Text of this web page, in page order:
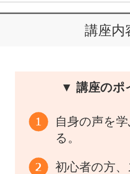
講座内
▼ 講座のポ
自身の声を
る。
初心者の方